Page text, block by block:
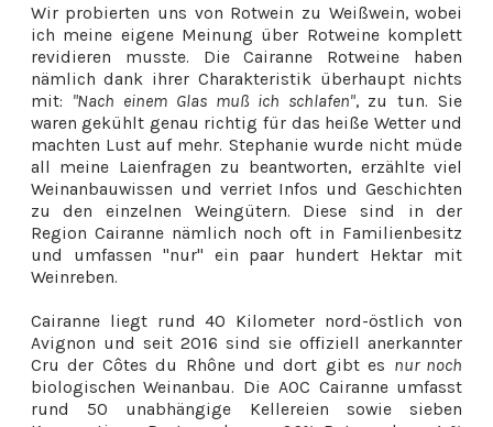
Wir probierten uns von Rotwein zu Weißwein, wobei
ich meine eigene Meinung über Rotweine komplett
revidieren musste. Die Cairanne Rotweine haben
nämlich dank ihrer Charakteristik überhaupt nichts
mit: "Nach einem Glas muß ich schlafen", zu tun. Sie
waren gekühlt genau richtig für das heiße Wetter und
machten Lust auf mehr. Stephanie wurde nicht müde
all meine Laienfragen zu beantworten, erzählte viel
Weinanbauwissen und verriet Infos und Geschichten
zu den einzelnen Weingütern. Diese sind in der
Region Cairanne nämlich noch oft in Familienbesitz
und umfassen "nur" ein paar hundert Hektar mit
Weinreben.
Cairanne liegt rund 40 Kilometer nord-östlich von
Avignon und seit 2016 sind sie offiziell anerkannter
Cru der Côtes du Rhône und dort gibt es nur noch
biologischen Weinanbau. Die AOC Cairanne umfasst
rund 50 unabhängige Kellereien sowie sieben